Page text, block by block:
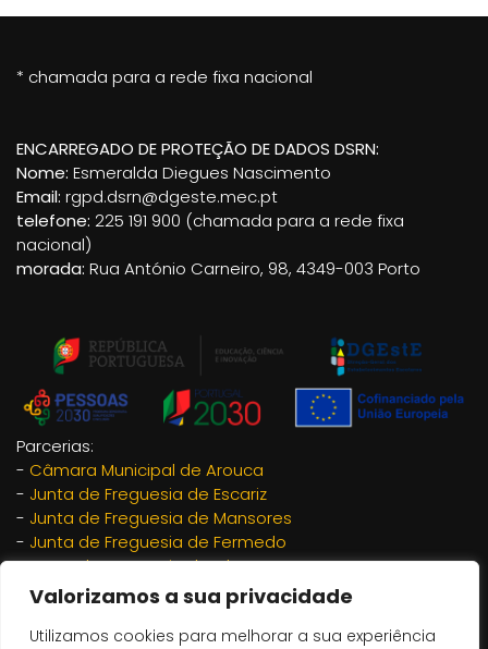
Valorizamos a sua privacidade
Utilizamos cookies para melhorar a sua experiência
* chamada para a rede fixa nacional
ENCARREGADO DE PROTEÇÃO DE DADOS DSRN:
Nome: Esmeralda Diegues Nascimento
Email: rgpd.dsrn@dgeste.mec.pt
telefone: 225 191 900 (chamada para a rede fixa
nacional)
morada: Rua António Carneiro, 98, 4349-003 Porto
Parcerias:
- Câmara Municipal de Arouca
- Junta de Freguesia de Escariz
- Junta de Freguesia de Mansores
- Junta de Freguesia de Fermedo
-Junta de Freguesia de Chave
Junta de Freguesia de São Miguel do Mato
Rotary Arouca